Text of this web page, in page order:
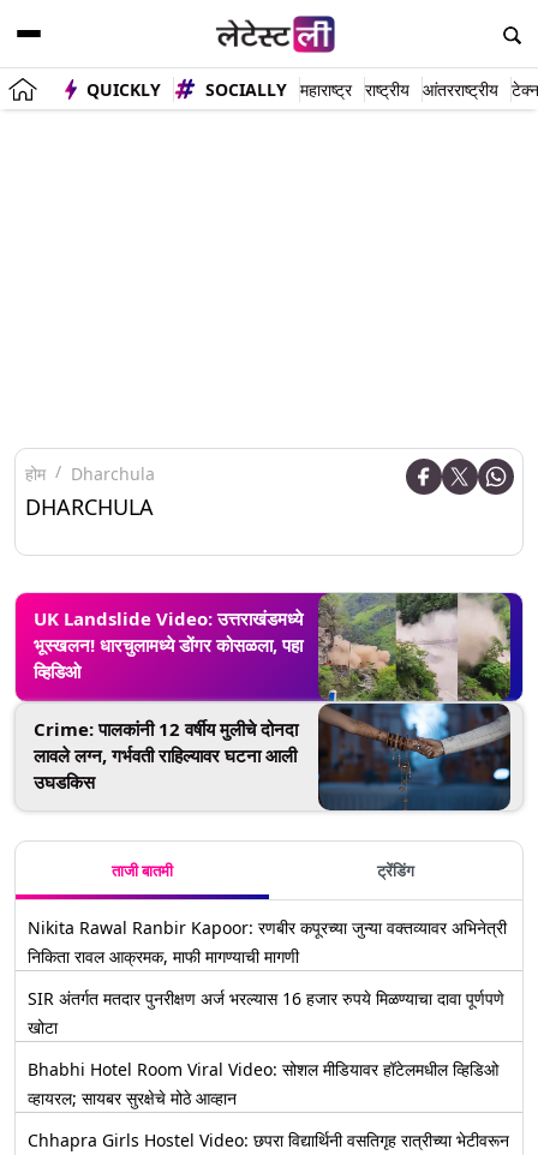
QUICKLY SOCIALLY महाराष्ट्र राष्ट्रीय आंतरराष्ट्रीय
होम Dharchula
DHARCHULA
UK Landslide Video: उत्तराखंडमध्ये
भूस्खलन! धारचुलामध्ये डोंगर कोसळला, पहा
व्हिडिओ
Crime: पालकांनी 12 वर्षीय मुलीचे दोनदा
लावले लग्न, गर्भवती राहिल्यावर घटना आली
उघडकिस
ताजी बातमी ट्रेंडिंग
Nikita Rawal Ranbir Kapoor: रणबीर कपूरच्या जुन्या वक्तव्यावर अभिनेत्री
निकिता रावल आक्रमक, माफी मागण्याची मागणी
SIR अंतर्गत मतदार पुनरीक्षण अर्ज भरल्यास 16 हजार रुपये मिळण्याचा दावा पूर्णपणे
खोटा
Bhabhi Hotel Room Viral Video: सोशल मीडियावर हॉटेलमधील व्हिडिओ
व्हायरल; सायबर सुरक्षेचे मोठे आव्हान
Chhapra Girls Hostel Video: छपरा विद्यार्थिनी वसतिगृह रात्रीच्या भेटीवरून